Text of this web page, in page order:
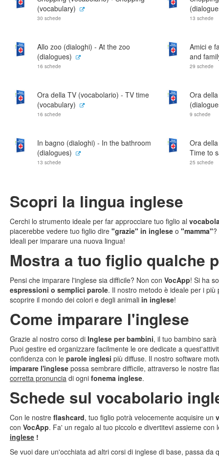
(vocabulary)
30 schede 13 schede
Allo zoo (dialoghi) - At the zoo
(dialogues)
16 schede
Amici e
and
29 schede
Ora della TV (vocabolario) - TV time
(vocabulary)
16 schede
Ora
9 schede
In bagno (dialoghi) - In the bathroom
(dialogues)
13 schede
Ora
Time to
25 schede
Scopri la lingua inglese
Cerchi lo strumento ideale per far approcciare tuo figlio al
piacerebbe vedere tuo figlio dire "grazie" in inglese o "mamma"
ideali per imparare una nuova lingua!
Mostra a tuo figlio qualche
Pensi che imparare l'inglese sia difficile? Non con VocApp! Si ha
espressioni o semplici parole. Il nostro metodo è ideale per i
scoprire il mondo dei colori e degli animali in inglese!
Come imparare l'inglese
Grazie al nostro corso di Inglese per bambini, il tuo bambino
Puoi gestire ed organizzare facilmente le ore dedicate a
confidenza con le parole inglesi più diffuse. Il nostro software
imparare l'inglese possa sembrare difficile, attraverso le nostre
corretta pronuncia di ogni fonema inglese.
Schede sul vocabolario
Con le nostre flashcard, tuo figlio potrà velocemente acquisire un
con VocApp. Fa' un regalo al tuo piccolo e divertitevi assieme con
inglese !
Se vuoi dare un'occhiata ad altri corsi di inglese di base, passa da